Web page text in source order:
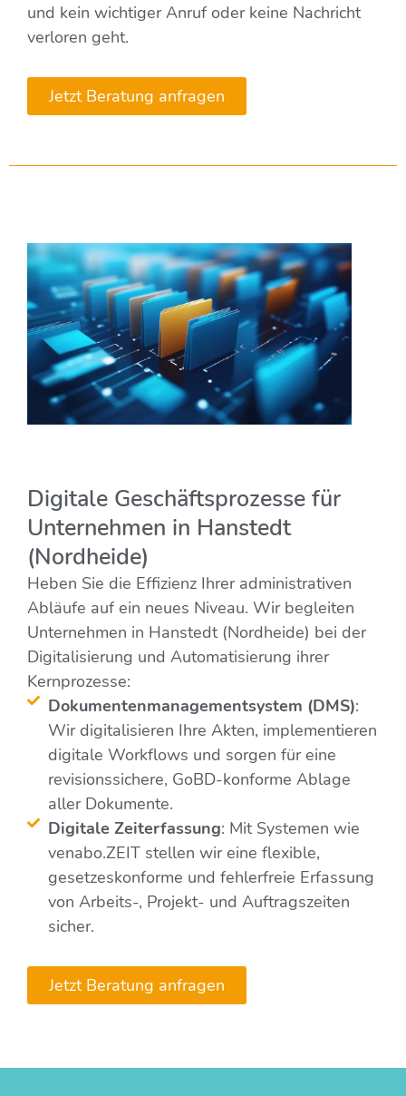
und kein wichtiger Anruf oder keine Nachricht
verloren geht.
Jetzt Beratung anfragen
Digitale Geschäftsprozesse für
Unternehmen in Hanstedt
(Nordheide)
Heben Sie die Effizienz Ihrer administrativen
Abläufe auf ein neues Niveau. Wir begleiten
Unternehmen in Hanstedt (Nordheide) bei der
Digitalisierung und Automatisierung ihrer
Kernprozesse:
Dokumentenmanagementsystem (DMS):
Wir digitalisieren Ihre Akten, implementieren
digitale Workflows und sorgen für eine
revisionssichere, GoBD-konforme Ablage
aller Dokumente.
Digitale Zeiterfassung: Mit Systemen wie
venabo.ZEIT stellen wir eine flexible,
gesetzeskonforme und fehlerfreie Erfassung
von Arbeits-, Projekt- und Auftragszeiten
sicher.
Jetzt Beratung anfragen